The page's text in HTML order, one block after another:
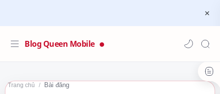
Blog Queen Mobile
Trang chủ Bài đăng